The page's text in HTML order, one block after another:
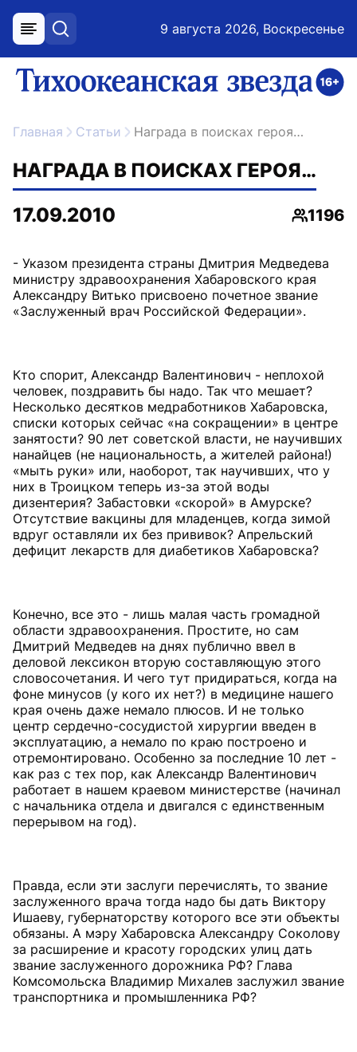
меню поиск 9 августа 2026, Воскресенье
ссылка на главную
Главная Статьи Награда в поисках героя…
НАГРАДА В ПОИСКАХ ГЕРОЯ…
17.09.2010
1196
- Указом президента страны Дмитрия Медведева
министру здравоохранения Хабаровского края
Александру Витько присвоено почетное звание
«Заслуженный врач Российской Федерации».
Кто спорит, Александр Валентинович - неплохой
человек, поздравить бы надо. Так что мешает?
Несколько десятков медработников Хабаровска,
списки которых сейчас «на сокращении» в центре
занятости? 90 лет советской власти, не научивших
нанайцев (не национальность, а жителей района!)
«мыть руки» или, наоборот, так научивших, что у
них в Троицком теперь из-за этой воды
дизентерия? Забастовки «скорой» в Амурске?
Отсутствие вакцины для младенцев, когда зимой
вдруг оставляли их без прививок? Апрельский
дефицит лекарств для диабетиков Хабаровска?
Конечно, все это - лишь малая часть громадной
области здравоохранения. Простите, но сам
Дмитрий Медведев на днях публично ввел в
деловой лексикон вторую составляющую этого
словосочетания. И чего тут придираться, когда на
фоне минусов (у кого их нет?) в медицине нашего
края очень даже немало плюсов. И не только
центр сердечно-сосудистой хирургии введен в
эксплуатацию, а немало по краю построено и
отремонтировано. Особенно за последние 10 лет -
как раз с тех пор, как Александр Валентинович
работает в нашем краевом министерстве (начинал
с начальника отдела и двигался с единственным
перерывом на год).
Правда, если эти заслуги перечислять, то звание
заслуженного врача тогда надо бы дать Виктору
Ишаеву, губернаторству которого все эти объекты
обязаны. А мэру Хабаровска Александру Соколову
за расширение и красоту городских улиц дать
звание заслуженного дорожника РФ? Глава
Комсомольска Владимир Михалев заслужил звание
транспортника и промышленника РФ?